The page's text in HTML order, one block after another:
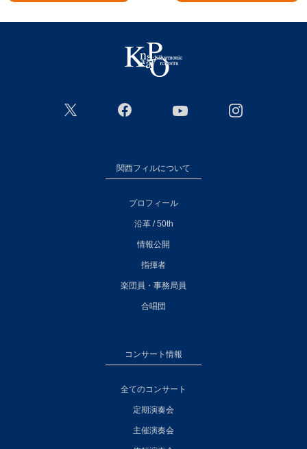
関西フィルについて
プロフィール
沿革 / 50th
情報公開
指揮者
楽団員・事務局員
合唱団
コンサート情報
全てのコンサート
定期演奏会
主催演奏会